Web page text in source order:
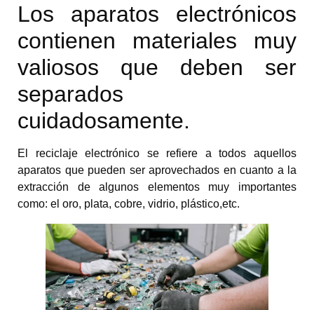
Los aparatos electrónicos
contienen materiales muy
valiosos que deben ser
separados
cuidadosamente.
El reciclaje electrónico se refiere a todos aquellos
aparatos que pueden ser aprovechados en cuanto a la
extracción de algunos elementos muy importantes
como: el oro, plata, cobre, vidrio, plástico,etc.